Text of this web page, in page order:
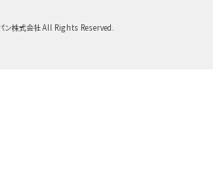
ン株式会社 All Rights Reserved.